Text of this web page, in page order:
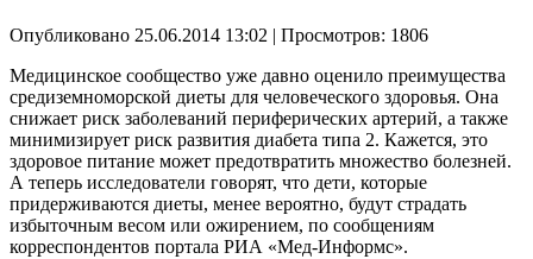
Опубликовано 25.06.2014 13:02 | Просмотров: 1806
Медицинское сообщество уже давно оценило преимущества
средиземноморской диеты для человеческого здоровья. Она
снижает риск заболеваний периферических артерий, а также
минимизирует риск развития диабета типа 2. Кажется, это
здоровое питание может предотвратить множество болезней.
А теперь исследователи говорят, что дети, которые
придерживаются диеты, менее вероятно, будут страдать
избыточным весом или ожирением, по сообщениям
корреспондентов портала РИА «Мед-Информс».